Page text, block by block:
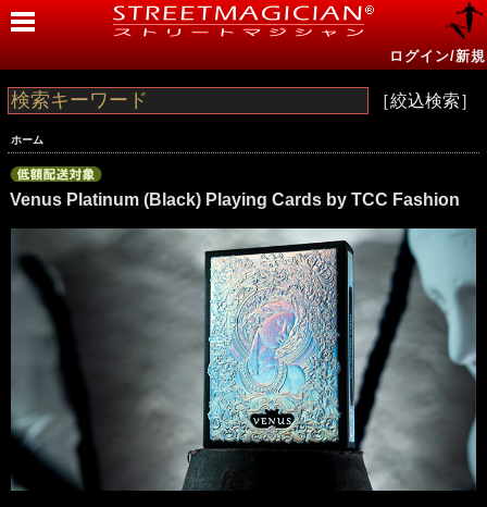
ログイン/新規
［絞込検索］
ホーム
Venus Platinum (Black) Playing Cards by TCC Fashion